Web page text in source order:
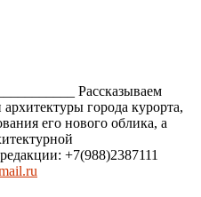
Рассказываем
города курорта,
его нового облика, а
+7(988)2387111